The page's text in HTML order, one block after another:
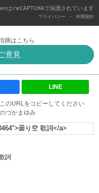
はreCAPTCHAで保護されています
プライバシー - 利用契約
摘はこちら
意見
LINE
のURLをコピーしてください
づかまゆみ
詞